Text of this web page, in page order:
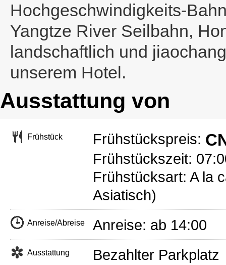
Hochgeschwindigkeits-
Yangtze River Seilbahn,
landschaftlich und
unserem Hotel.
Ausstattung von
Frühstück Frühstückspreis:
Frühstückszeit:
Frühstücksart: A la
Asiatisch)
Anreise/Abreise Anreise: ab 14:00
Ausstattung
Bezahlter Parkplatz